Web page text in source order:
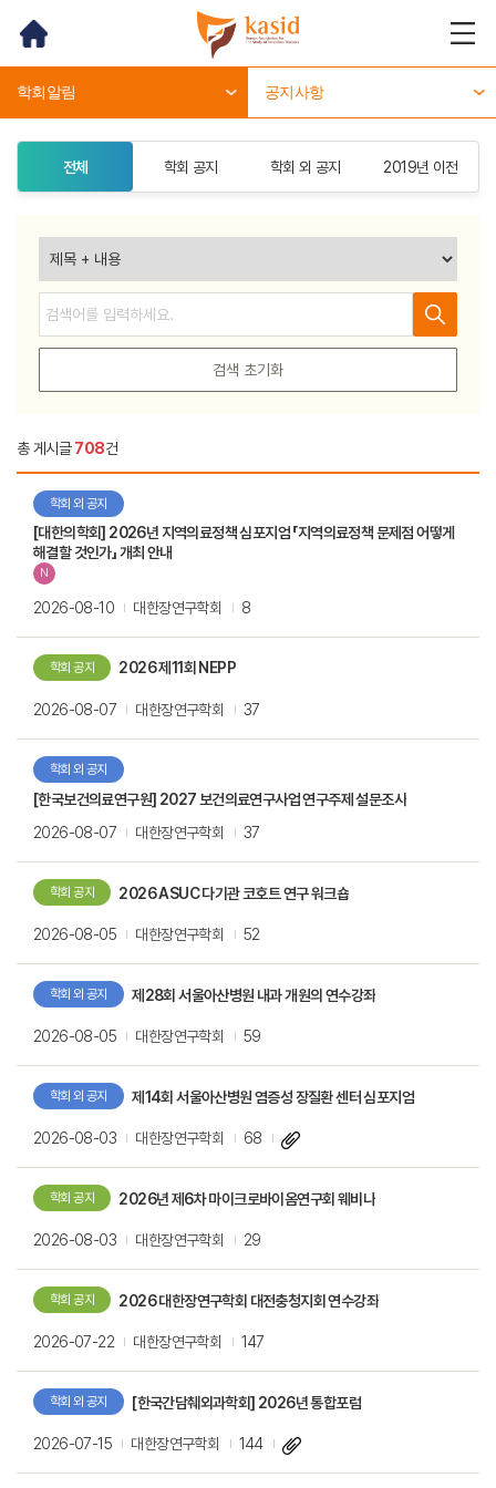
메뉴
열기
학회알림 공지사항
전체 학회 공지 학회 외 공지 2019년 이전
검색
검색 초기화
총 게시글708건
학회 외 공지
[대한의학회] 2026년 지역의료정책 심포지엄 「지역의료정책 문제점 어떻게
해결할 것인가」 개최 안내
N
2026-08-10 대한장연구학회 8
학회 공지 2026 제11회 NEPP
2026-08-07 대한장연구학회 37
학회 외 공지
[한국보건의료연구원] 2027 보건의료연구사업 연구주제 설문조사
2026-08-07
대한장연구학회 37
학회 공지 2026 ASUC 다기관 코호트 연구 워크숍
2026-08-05 대한장연구학회 52
학회 외 공지 제28회 서울아산병원 내과 개원의 연수강좌
2026-08-05 대한장연구학회 59
학회 외 공지 제14회 서울아산병원 염증성 장질환 센터 심포지엄
2026-08-03 대한장연구학회 68
학회 공지 2026년 제6차 마이크로바이옴연구회 웨비나
2026-08-03 대한장연구학회 29
학회 공지 2026 대한장연구학회 대전충청지회 연수강좌
2026-07-22 대한장연구학회 147
학회 외 공지 [한국간담췌외과학회] 2026년 통합포럼
2026-07-15 대한장연구학회 144